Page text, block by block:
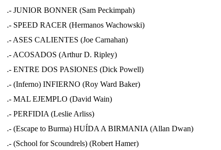
.- JUNIOR BONNER (Sam Peckimpah)
.- SPEED RACER (Hermanos Wachowski)
.- ASES CALIENTES (Joe Carnahan)
.- ACOSADOS (Arthur D. Ripley)
.- ENTRE DOS PASIONES (Dick Powell)
.- (Inferno) INFIERNO (Roy Ward Baker)
.- MAL EJEMPLO (David Wain)
.- PERFIDIA (Leslie Arliss)
.- (Escape to Burma) HUÍDA A BIRMANIA (Allan Dwan)
.- (School for Scoundrels) (Robert Hamer)